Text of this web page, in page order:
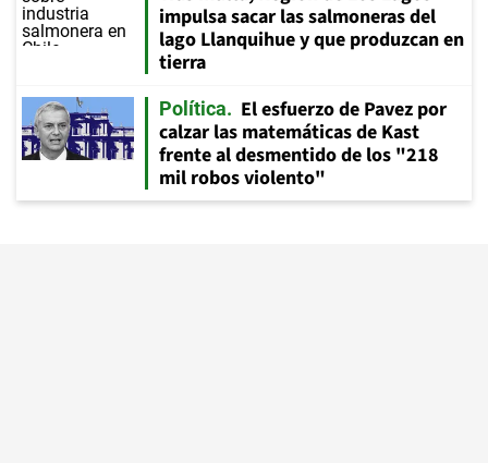
impulsa sacar las salmoneras del
lago Llanquihue y que produzcan en
tierra
Política
El esfuerzo de Pavez por
calzar las matemáticas de Kast
frente al desmentido de los "218
mil robos violento"